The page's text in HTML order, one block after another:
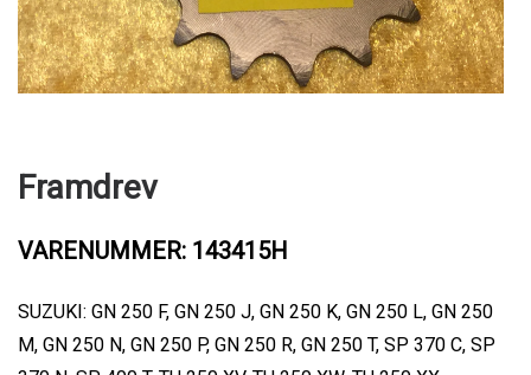
Framdrev
VARENUMMER: 143415H
SUZUKI: GN 250 F, GN 250 J, GN 250 K, GN 250 L, GN 250
M, GN 250 N, GN 250 P, GN 250 R, GN 250 T, SP 370 C, SP